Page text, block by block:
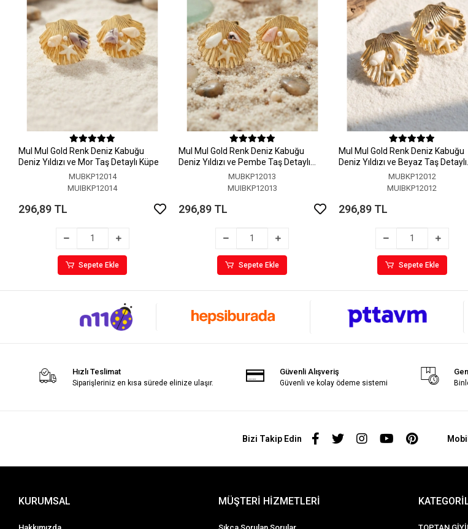
MuI MuI Gold Renk Deniz Kabuğu
Deniz Yıldızı ve Mor Taş Detaylı Küpe
MUBKP12014
MUIBKP12014
296,89 TL
Sepete Ekle
MuI MuI Gold Renk Deniz Kabuğu
Deniz Yıldızı ve Pembe Taş Detaylı
MUBKP12013
MUIBKP12013
296,89 TL
Sepete Ekle
MuI MuI Gold Renk Deniz Kabuğu
Deniz Yıldızı ve Beyaz Taş Detaylı
MUBKP12012
MUIBKP12012
296,89 TL
Sepete Ekle
Hızlı Teslimat
Siparişleriniz en kısa sürede elinize ulaşır.
Güvenli Alışveriş
Güvenli ve kolay ödeme sistemi
Bizi Takip Edin
KURUMSAL MÜŞTERİ HİZMETLERİ